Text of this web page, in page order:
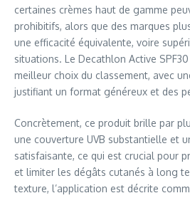
certaines crèmes haut de gamme
prohibitifs, alors que des marques
une efficacité équivalente, voire
situations. Le Decathlon Active
meilleur choix du classement, avec
justifiant un format généreux et des
Concrètement, ce produit brille par
une couverture UVB substantielle et
satisfaisante, ce qui est crucial pour
et limiter les dégâts cutanés à long
texture, l’application est décrite